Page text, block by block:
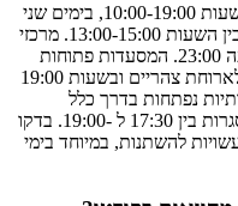
בפורטו, החנויות פתוחות בדרך כלל בין השעות 10:00-19:00, בימים שני
עד שבת, וחלקן נסגרות לארוחת צהריים בין השעות 13:00-15:00. מרכזי
הקניות עשויים להישאר פתוחים עד השעה 23:00. המסעדות פתוחות
לעתים קרובות בשעות 12:00 עד 15:00 לארוחת צהריים ובשעות 19:00
נפתחות בדרך כלל
בסביבות 9:00 בבוקר או 10:00 בבוקר ונסגרות בין 17:30 ל -19:00. בדקו
להשתנות, במיוחד בימי